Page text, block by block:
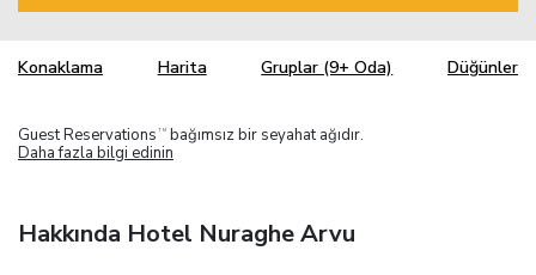
Konaklama Harita Gruplar (9+ Oda) Düğünler
Guest Reservations TM bağımsız bir seyahat ağıdır.
Daha fazla bilgi edinin
Hakkında Hotel Nuraghe Arvu